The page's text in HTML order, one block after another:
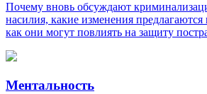
Почему вновь обсуждают
насилия, какие изменения предлагаются
как они могут повлиять на защиту
Ментальность